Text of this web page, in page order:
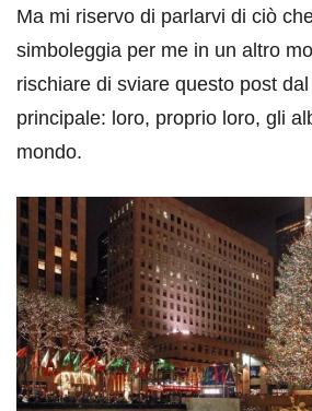
Ma mi riservo di parlarvi di ciò
simboleggia per me in un altro
rischiare di sviare questo post
principale: loro, proprio loro, gli
mondo.